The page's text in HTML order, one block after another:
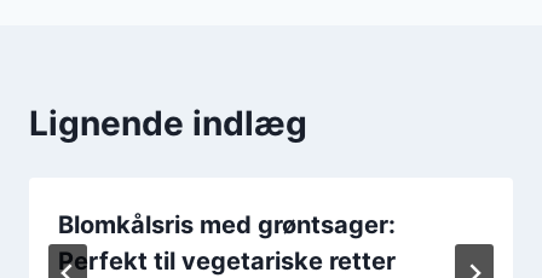
Lignende indlæg
Blomkålsris med grøntsager:
Perfekt til vegetariske retter